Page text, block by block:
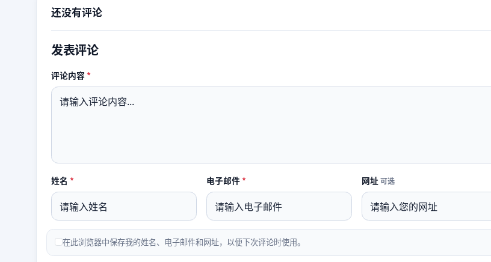
还没有评论
发表评论
评论内容*
姓名 * 电子邮件*必填 网址 可选
在此浏览器中保存我的姓名、电子邮件和网址，以便下次评论时使用。